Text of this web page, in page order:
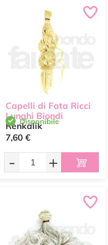
Capelli di Fata Ricci
Lunghi Biondi
Renkalik
Disponibile
7,60 €
- +